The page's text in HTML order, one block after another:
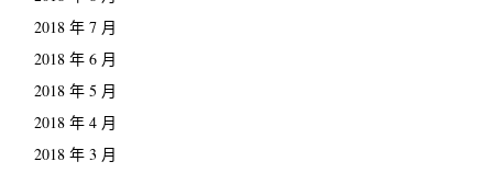
2018 年 7 月
2018 年 6 月
2018 年 5 月
2018 年 4 月
2018 年 3 月